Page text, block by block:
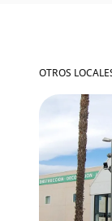
OTROS